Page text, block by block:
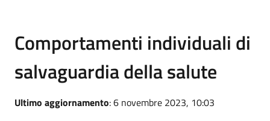
Comportamenti individuali di
salvaguardia della salute
Ultimo aggiornamento: 6 novembre 2023, 10:03